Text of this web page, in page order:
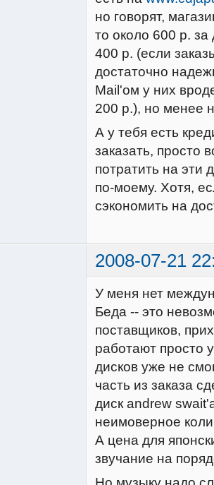
но говорят,
то около 600 р. за
400 р. (если
достаточно
Mail'ом у них
200 р.), но менее
А у тебя есть
заказать, просто
потратить на эти
по-моему. Хотя,
сэкономить на
2008-07-21
У меня нет
Беда -- это
поставщиков,
работают просто
дисков уже не
часть из заказа
диск andrew
неимоверное
А цена для
звучание на